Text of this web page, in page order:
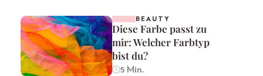
BEAUTY
Diese Farbe passt zu
mir: Welcher Farbtyp
bist du?
5 Min.